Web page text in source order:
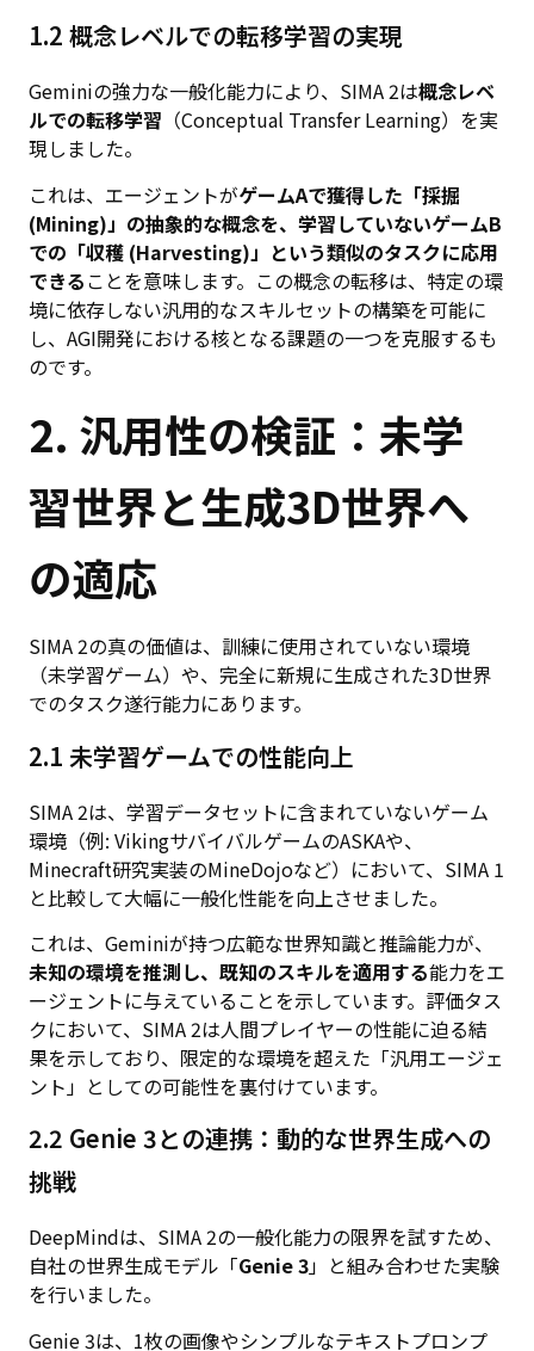
1.2 概念レベルでの転移学習の実現
Geminiの強力な一般化能力により、SIMA 2は概念レベ
ルでの転移学習 （Conceptual Transfer Learning）を実
現しました。
これは、エージェントがゲームAで獲得した「採掘
(Mining)」の抽象的な概念を、学習していないゲームB
での「収穫 (Harvesting)」という類似のタスクに応用
できることを意味します。この概念の転移は、特定の環
境に依存しない汎用的なスキルセットの構築を可能に
し、AGI開発における核となる課題の一つを克服するも
のです。
2. 汎用性の検証：未学
習世界と生成3D世界へ
の適応
SIMA 2の真の価値は、訓練に使用されていない環境
（未学習ゲーム）や、完全に新規に生成された3D世界
でのタスク遂行能力にあります。
2.1 未学習ゲームでの性能向上
SIMA 2は、学習データセットに含まれていないゲーム
環境（例: VikingサバイバルゲームのASKAや、
Minecraft研究実装のMineDojoなど）において、SIMA 1
と比較して大幅に一般化性能を向上させました。
これは、Geminiが持つ広範な世界知識と推論能力が、
未知の環境を推測し、既知のスキルを適用する能力をエ
ージェントに与えていることを示しています。評価タス
クにおいて、SIMA 2は人間プレイヤーの性能に迫る結
果を示しており、限定的な環境を超えた「汎用エージェ
ント」としての可能性を裏付けています。
2.2 Genie 3との連携：動的な世界生成への
挑戦
DeepMindは、SIMA 2の一般化能力の限界を試すため、
自社の世界生成モデル「Genie 3」と組み合わせた実験
を行いました。
Genie 3は、1枚の画像やシンプルなテキストプロンプ